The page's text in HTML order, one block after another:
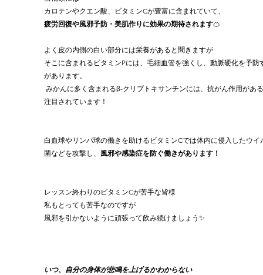
カロテンやクエン酸、ビタミンCが豊富に含まれていて、
疲労回復や風邪予防・美肌作りに効果の期待されます🍊
よく皮の内側の白い部分には栄養があると聞きますが
そこに含まれるビタミンPには、毛細血管を強くし、動脈硬化を予防
があります。
注目されています！
白血球やリンパ球の働きを助けるビタミンCでは体内に侵入したウイ
菌などを攻撃し、 風邪や感染症を防ぐ働きがあります！
レッスン終わりのビタミンCが苦手な皆様
私もとっても苦手なのですが
風邪を引かないように頑張って飲み続けましょう✨
いつ、自分の身体が悲鳴を上げるかわからない